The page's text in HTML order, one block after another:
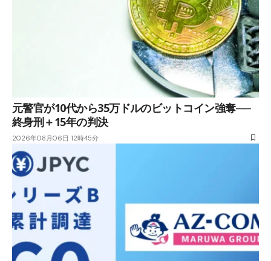
元警官が10代から35万ドルのビットコイン強奪──
終身刑＋15年の判決
2026年08月06日 12時45分